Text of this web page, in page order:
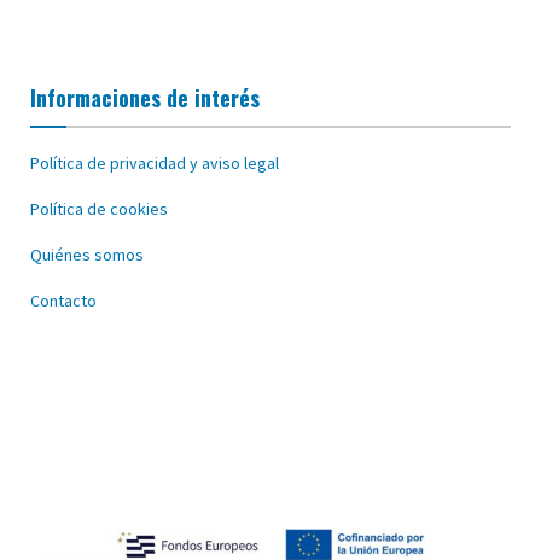
Informaciones de interés
Política de privacidad y aviso legal
Política de cookies
Quiénes somos
Contacto